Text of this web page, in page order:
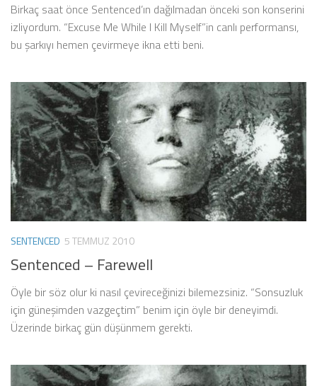
Birkaç saat önce Sentenced’ın dağılmadan önceki son konserini
izliyordum. “Excuse Me While I Kill Myself”in canlı performansı,
bu şarkıyı hemen çevirmeye ikna etti beni.
SENTENCED 5 TEMMUZ 2010
Sentenced – Farewell
Öyle bir söz olur ki nasıl çevireceğinizi bilemezsiniz. “Sonsuzluk
için güneşimden vazgeçtim” benim için öyle bir deneyimdi.
Üzerinde birkaç gün düşünmem gerekti.